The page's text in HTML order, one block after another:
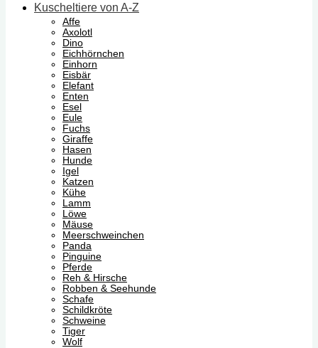
Kuscheltiere von A-Z
Affe
Axolotl
Dino
Eichhörnchen
Einhorn
Eisbär
Elefant
Enten
Esel
Eule
Fuchs
Giraffe
Hasen
Hunde
Igel
Katzen
Kühe
Lamm
Löwe
Mäuse
Meerschweinchen
Panda
Pinguine
Pferde
Reh & Hirsche
Robben & Seehunde
Schafe
Schildkröte
Schweine
Tiger
Wolf